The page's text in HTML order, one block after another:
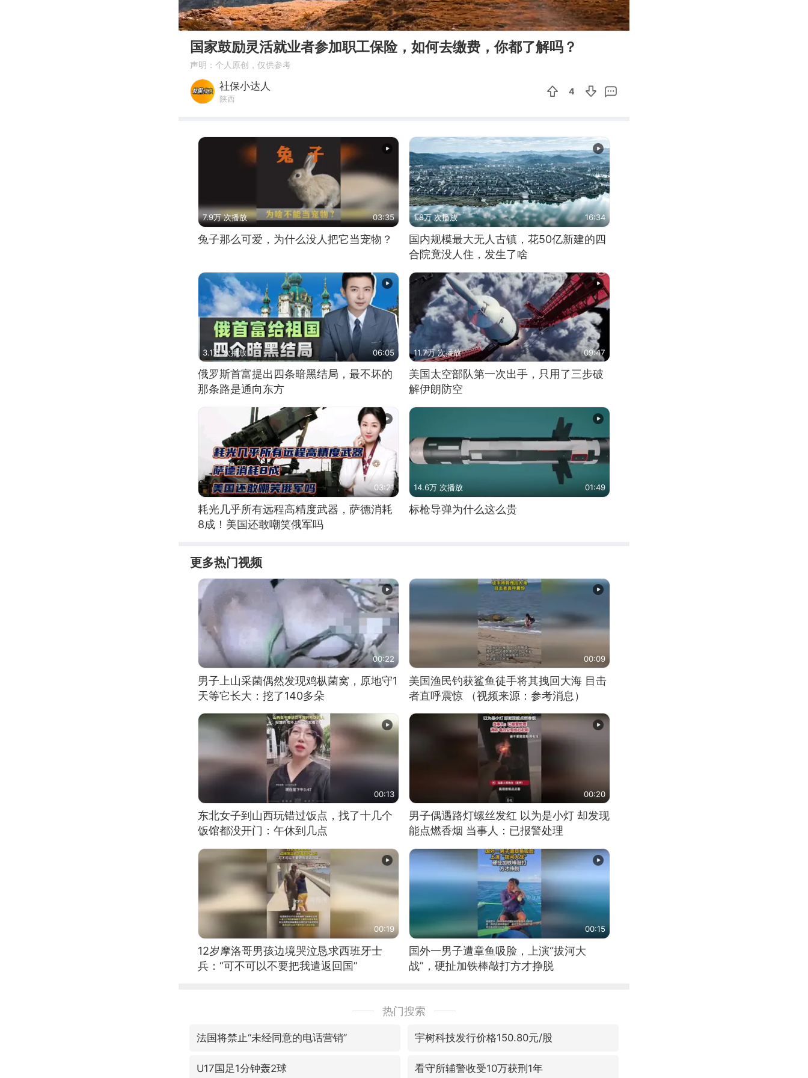
00:00 01:28
国家鼓励灵活就业者参加职工保险，如何去缴费，你都了解吗？
声明：个人原创，仅供参考
社保小达人
陕西
4
7.9万 次播放 03:35
兔子那么可爱，为什么没人把它当宠物？
1.8万 次播放 16:34
国内规模最大无人古镇，花50亿新建的四
合院竟没人住，发生了啥
3.1万 次播放 06:05
俄罗斯首富提出四条暗黑结局，最不坏的
那条路是通向东方
11.7万 次播放 09:47
美国太空部队第一次出手，只用了三步破
解伊朗防空
03:21
耗光几乎所有远程高精度武器，萨德消耗
8成！美国还敢嘲笑俄军吗
14.6万 次播放 01:49
标枪导弹为什么这么贵
更多热门视频
00:22
男子上山采菌偶然发现鸡枞菌窝，原地守1
天等它长大：挖了140多朵
00:09
美国渔民钓获鲨鱼徒手将其拽回大海 目击
者直呼震惊 （视频来源：参考消息）
00:13
东北女子到山西玩错过饭点，找了十几个
饭馆都没开门：午休到几点
00:20
男子偶遇路灯螺丝发红 以为是小灯 却发现
能点燃香烟 当事人：已报警处理
00:19
12岁摩洛哥男孩边境哭泣恳求西班牙士
兵：“可不可以不要把我遣返回国”
00:15
国外一男子遭章鱼吸脸，上演“拔河大
战”，硬扯加铁棒敲打方才挣脱
热门搜索
法国将禁止“未经同意的电话营销” 宇树科技发行价格150.80元/股
U17国足1分钟轰2球 看守所辅警收受10万获刑1年